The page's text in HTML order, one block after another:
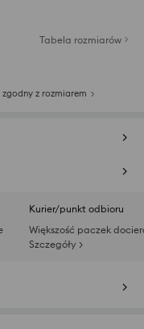
Tabela rozmiarów
z rozmiarem
Kurier/punkt odbioru
Większość paczek
Szczegóły >